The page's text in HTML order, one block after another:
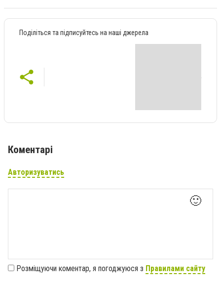
Поділіться та підписуйтесь на наші джерела
Коментарі
Авторизуватись
🙂
Розміщуючи коментар, я погоджуюся з Правилами сайту